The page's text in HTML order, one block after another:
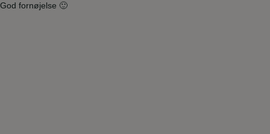
God fornøjelse 🙂